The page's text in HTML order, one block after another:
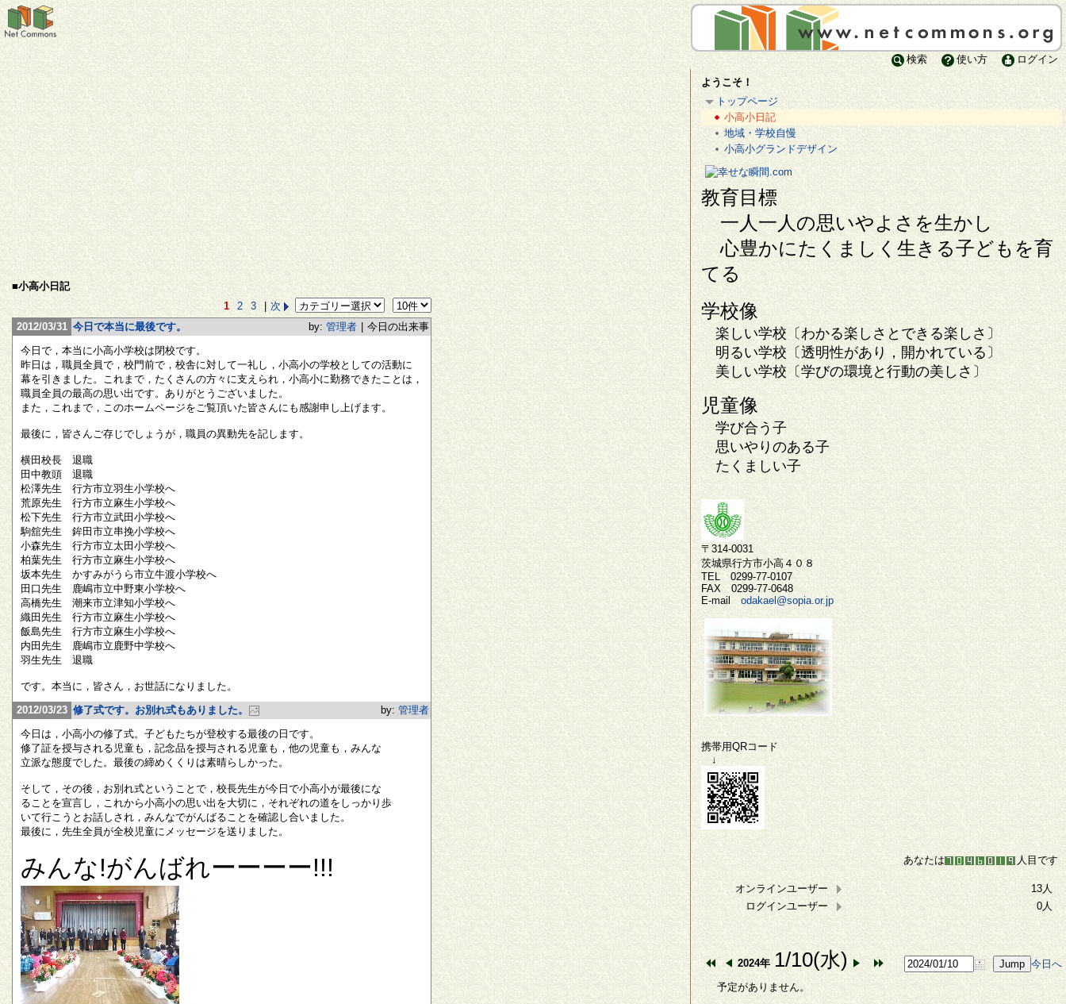
検索 使い方 ログイン
■小高小日記
1
2 3
次
2012/03/31 今日で本当に最後です。 by: 管理者
今日の出来事
今日で，本当に小高小学校は閉校です。
昨日は，職員全員で，校門前で，校舎に対して一礼し，小高小の学校としての活動に
幕を引きました。これまで，たくさんの方々に支えられ，小高小に勤務できたことは，
職員全員の最高の思い出です。ありがとうございました。
また，これまで，このホームページをご覧頂いた皆さんにも感謝申し上げます。
最後に，皆さんご存じでしょうが，職員の異動先を記します。
横田校長 退職
田中教頭 退職
松澤先生 行方市立羽生小学校へ
荒原先生 行方市立麻生小学校へ
松下先生 行方市立武田小学校へ
駒舘先生 鉾田市立串挽小学校へ
小森先生 行方市立太田小学校へ
柏葉先生 行方市立麻生小学校へ
坂本先生 かすみがうら市立牛渡小学校へ
田口先生 鹿嶋市立中野東小学校へ
高橋先生 潮来市立津知小学校へ
織田先生 行方市立麻生小学校へ
飯島先生 行方市立麻生小学校へ
内田先生 鹿嶋市立鹿野中学校へ
羽生先生 退職
です。本当に，皆さん，お世話になりました。
2012/03/23 修了式です。お別れ式もありました。 by: 管理者
今日は，小高小の修了式。子どもたちが登校する最後の日です。
修了証を授与される児童も，記念品を授与される児童も，他の児童も，みんな
立派な態度でした。最後の締めくくりは素晴らしかった。
そして，その後，お別れ式ということで，校長先生が今日で小高小が最後にな
ることを宣言し，これから小高小の思い出を大切に，それぞれの道をしっかり歩
いて行こうとお話しされ，みんなでがんばることを確認し合いました。
最後に，先生全員が全校児童にメッセージを送りました。
みんな!がんばれーーーー!!!
ようこそ！
トップページ
小高小日記
地域・学校自慢
小高小グランドデザイン
教育目標
一人一人の思いやよさを生かし
心豊かにたくましく生きる子どもを育
てる
学校像
楽しい学校〔わかる楽しさとできる楽しさ〕
明るい学校〔透明性があり，開かれている〕
美しい学校〔学びの環境と行動の美しさ〕
児童像
学び合う子
思いやりのある子
たくましい子
〒314-0031
茨城県行方市小高４０８
TEL 0299-77-0107
FAX 0299-77-0648
E-mail odakael@sopia.or.jp
携帯用QRコード
↓
あなたは 人目です
オンラインユーザー
13人
ログインユーザー
0人
2024年 1/10(水)
今日へ
予定がありません。